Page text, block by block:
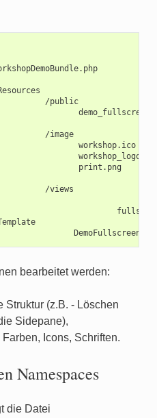
/public
/image
workshop.ico
print.png
/Template
bearbeitet werden:
Struktur (z.B. - Löschen
Sidepane),
Icons, Schriften.
Namespaces
die Datei